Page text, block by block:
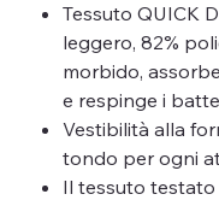
Tessuto QUICK
leggero, 82%
morbido,
e respinge i
Vestibilità alla
tondo per ogni
Il tessuto testato